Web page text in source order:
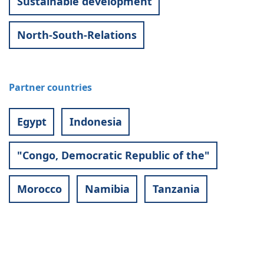
North-South-Relations
Partner countries
Egypt Indonesia
"Congo, Democratic Republic of the"
Morocco Namibia Tanzania